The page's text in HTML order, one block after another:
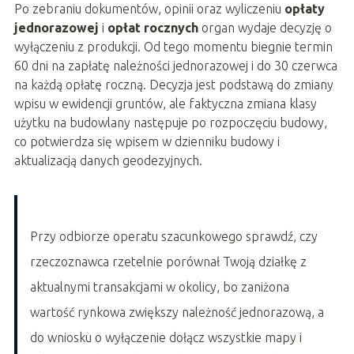
Po zebraniu dokumentów, opinii oraz wyliczeniu opłaty
jednorazowej i opłat rocznychorgan wydaje decyzję o
wyłączeniu z produkcji. Od tego momentu biegnie termin
60 dni na zapłatę należności jednorazowej i do 30 czerwca
na każdą opłatę roczną. Decyzja jest podstawą do zmiany
wpisu w ewidencji gruntów, ale faktyczna zmiana klasy
użytku na budowlany następuje po rozpoczęciu budowy,
co potwierdza się wpisem w dzienniku budowy i
aktualizacją danych geodezyjnych.
Przy odbiorze operatu szacunkowego sprawdź, czy
rzeczoznawca rzetelnie porównał Twoją działkę z
aktualnymi transakcjami w okolicy, bo zaniżona
wartość rynkowa zwiększy należność jednorazową, a
do wniosku o wyłączenie dołącz wszystkie mapy i